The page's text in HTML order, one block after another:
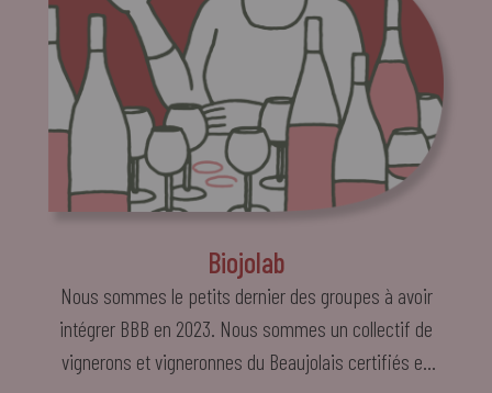
Biojolab
Nous sommes le petits dernier des groupes à avoir
intégrer BBB en 2023. Nous sommes un collectif de
vignerons et vigneronnes du Beaujolais certifiés en